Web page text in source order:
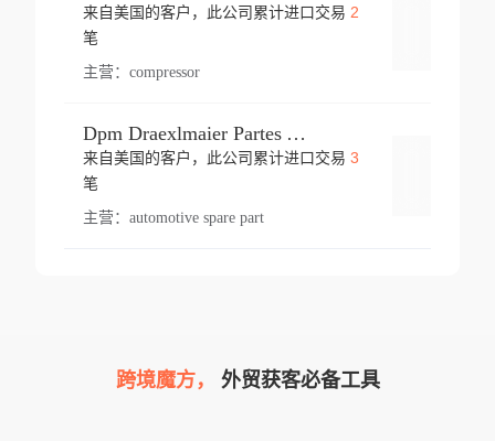
来自美国的客户，此公司累计进口交易 2
笔
主营： compressor
Dpm Draexlmaier Partes Automotrices Corr Ind Huejotzingo
来自美国的客户，此公司累计进口交易 3
笔
主营： automotive spare part
跨境魔方， 外贸获客必备工具